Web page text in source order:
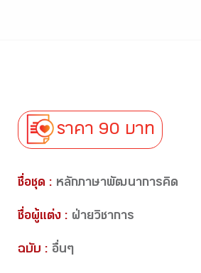
ราคา 90 บาท
ชื่อชุด : หลักภาษาพัฒนาการคิด
ชื่อผู้แต่ง : ฝ่ายวิชาการ
ฉบับ : อื่นๆ